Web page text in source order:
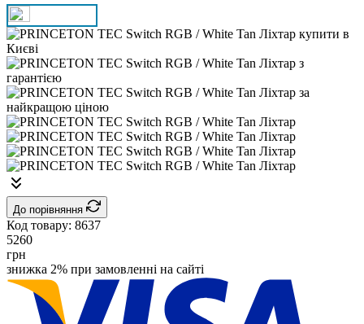
До порівняння
Код товару: 8637
5260
грн
знижка 2% при замовленні на сайті